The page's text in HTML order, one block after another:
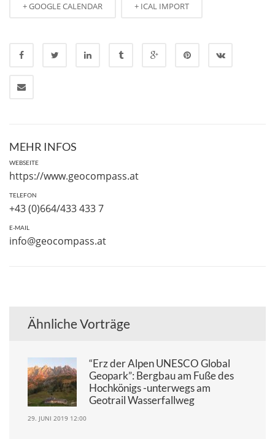
+ GOOGLE CALENDAR + ICAL IMPORT
MEHR INFOS
WEBSEITE
https://www.geocompass.at
TELEFON
+43 (0)664/433 433 7
E-MAIL
info@geocompass.at
Ähnliche Vorträge
“Erz der Alpen UNESCO Global
Geopark”: Bergbau am Fuße des
Hochkönigs -unterwegs am
Geotrail Wasserfallweg
29. JUNI 2019 12:00